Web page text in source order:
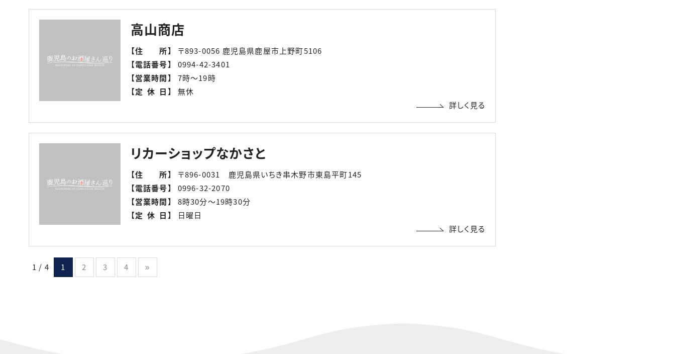
高山商店
【住所】
〒893-0056 鹿児島県鹿屋市上野町5106
【電話番号】
0994-42-3401
【営業時間】
7時～19時
【定休日】
無休
詳しく見る
リカーショップなかさと
【住所】
〒896-0031 鹿児島県いちき串木野市東島平町145
【電話番号】
0996-32-2070
【営業時間】
8時30分～19時30分
【定休日】
日曜日
詳しく見る
1 / 4 1 2 3 4 »